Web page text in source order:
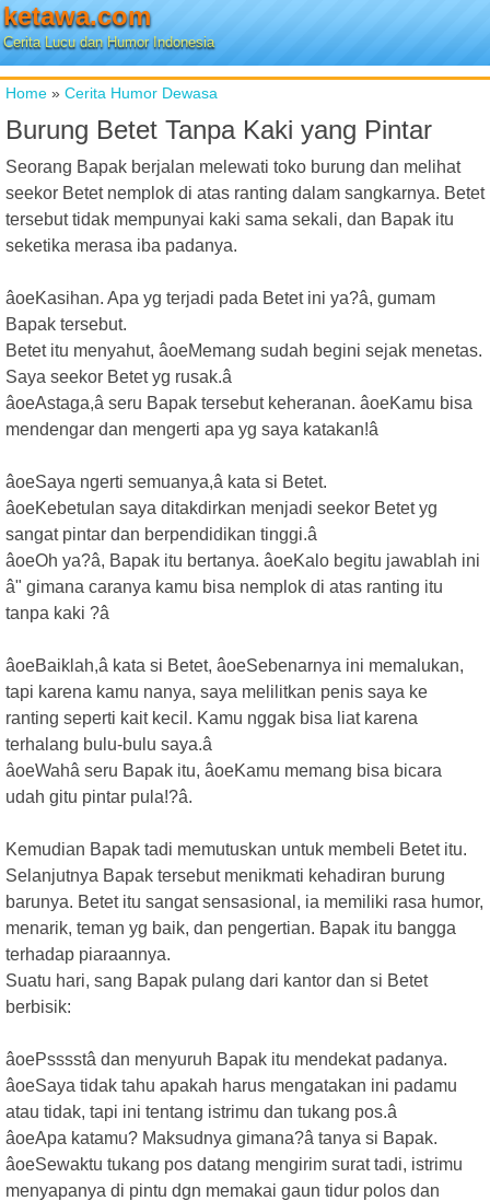
ketawa.com
Cerita Lucu dan Humor Indonesia
Home » Cerita Humor Dewasa
Burung Betet Tanpa Kaki yang Pintar
Seorang Bapak berjalan melewati toko burung dan melihat
seekor Betet nemplok di atas ranting dalam sangkarnya. Betet
tersebut tidak mempunyai kaki sama sekali, dan Bapak itu
seketika merasa iba padanya.
âoeKasihan. Apa yg terjadi pada Betet ini ya?â, gumam
Bapak tersebut.
Betet itu menyahut, âoeMemang sudah begini sejak menetas.
Saya seekor Betet yg rusak.â
âoeAstaga,â seru Bapak tersebut keheranan. âoeKamu bisa
mendengar dan mengerti apa yg saya katakan!â
âoeSaya ngerti semuanya,â kata si Betet.
âoeKebetulan saya ditakdirkan menjadi seekor Betet yg
sangat pintar dan berpendidikan tinggi.â
âoeOh ya?â, Bapak itu bertanya. âoeKalo begitu jawablah ini
â" gimana caranya kamu bisa nemplok di atas ranting itu
tanpa kaki ?â
âoeBaiklah,â kata si Betet, âoeSebenarnya ini memalukan,
tapi karena kamu nanya, saya melilitkan penis saya ke
ranting seperti kait kecil. Kamu nggak bisa liat karena
terhalang bulu-bulu saya.â
âoeWahâ seru Bapak itu, âoeKamu memang bisa bicara
udah gitu pintar pula!?â.
Kemudian Bapak tadi memutuskan untuk membeli Betet itu.
Selanjutnya Bapak tersebut menikmati kehadiran burung
barunya. Betet itu sangat sensasional, ia memiliki rasa humor,
menarik, teman yg baik, dan pengertian. Bapak itu bangga
terhadap piaraannya.
Suatu hari, sang Bapak pulang dari kantor dan si Betet
berbisik:
âoePsssstâ dan menyuruh Bapak itu mendekat padanya.
âoeSaya tidak tahu apakah harus mengatakan ini padamu
atau tidak, tapi ini tentang istrimu dan tukang pos.â
âoeApa katamu? Maksudnya gimana?â tanya si Bapak.
âoeSewaktu tukang pos datang mengirim surat tadi, istrimu
menyapanya di pintu dgn memakai gaun tidur polos dan